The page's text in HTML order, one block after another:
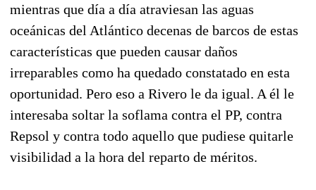
mientras que día a día atraviesan las aguas
oceánicas del Atlántico decenas de barcos de estas
características que pueden causar daños
irreparables como ha quedado constatado en esta
oportunidad. Pero eso a Rivero le da igual. A él le
interesaba soltar la soflama contra el PP, contra
Repsol y contra todo aquello que pudiese quitarle
visibilidad a la hora del reparto de méritos.